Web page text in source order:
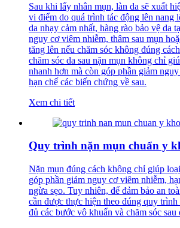
Sau khi lấy nhân mụn, làn da sẽ xuất
vi điểm do quá trình tác động lên nang
da nhạy cảm nhất, hàng rào bảo vệ da
nguy cơ viêm nhiễm, thâm sau mụn
tăng lên nếu chăm sóc không đúng
chăm sóc da sau nặn mụn không chỉ
nhanh hơn mà còn góp phần giảm
hạn chế các biến chứng về sau.
Xem chi tiết
Quy trình nặn mụn chuẩn y
Nặn mụn đúng cách không chỉ giúp
góp phần giảm nguy cơ viêm nhiễm,
ngừa sẹo. Tuy nhiên, để đảm bảo an
cần được thực hiện theo đúng quy
đủ các bước vô khuẩn và chăm sóc sau